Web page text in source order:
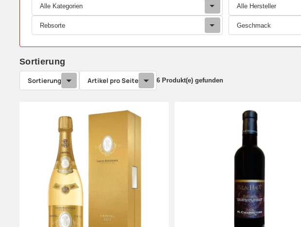
Alle Kategorien Alle Hersteller
Rebsorte Geschmack
Sortierung
Sortierung Artikel pro Seite 6 Produkt(e) gefunden